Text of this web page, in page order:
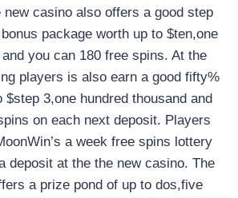
new casino also offers a good step
package worth up to $ten,one
you can 180 free spins. At the
players is also earn a good fifty%
$step 3,one hundred thousand and
on each next deposit. Players
a week free spins lottery
deposit at the the new casino. The
a prize pond of up to dos,five